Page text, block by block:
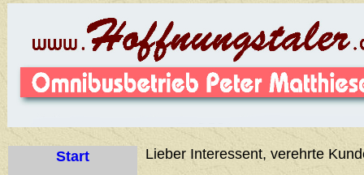
Start
Lieber Interessent, verehrte